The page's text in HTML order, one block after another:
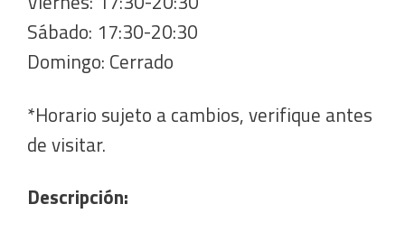
Sábado: 17:30-20:30
Domingo: Cerrado
*Horario sujeto a cambios, verifique antes
de visitar.
Descripción: